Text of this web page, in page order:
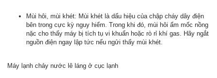
Mùi hôi, mùi khét: Mùi khét là dấu hiệu của chập cháy dây điện
bên trong cực kỳ nguy hiểm. Trong khi đó, mùi hôi ẩm mốc nồng
nặc cho thấy máy bị tích tụ vi khuẩn hoặc rò rỉ khí gas. Hãy ngắt
nguồn điện ngay lập tức nếu ngửi thấy mùi khét.
Máy lạnh chảy nước lê láng ở cục lạnh